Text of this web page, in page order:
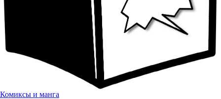
Комиксы и манга